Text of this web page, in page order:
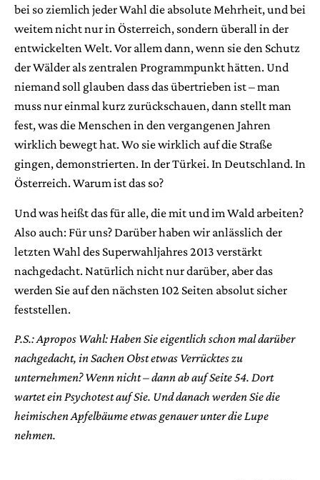
bei so ziemlich jeder Wahl die absolute Mehrheit, und bei
weitem nicht nur in Österreich, sondern überall in der
entwickelten Welt. Vor allem dann, wenn sie den Schutz
der Wälder als zentralen Programmpunkt hätten. Und
niemand soll glauben dass das übertrieben ist – man
muss nur einmal kurz zurückschauen, dann stellt man
fest, was die Menschen in den vergangenen Jahren
wirklich bewegt hat. Wo sie wirklich auf die Straße
gingen, demonstrierten. In der Türkei. In Deutschland. In
Österreich. Warum ist das so?
Und was heißt das für alle, die mit und im Wald arbeiten?
Also auch: Für uns? Darüber haben wir anlässlich der
letzten Wahl des Superwahljahres 2013 verstärkt
nachgedacht. Natürlich nicht nur darüber, aber das
werden Sie auf den nächsten 102 Seiten absolut sicher
feststellen.
P.S.: Apropos Wahl: Haben Sie eigentlich schon mal darüber
nachgedacht, in Sachen Obst etwas Verrücktes zu
unternehmen? Wenn nicht – dann ab auf Seite 54. Dort
wartet ein Psychotest auf Sie. Und danach werden Sie die
heimischen Apfelbäume etwas genauer unter die Lupe
nehmen.